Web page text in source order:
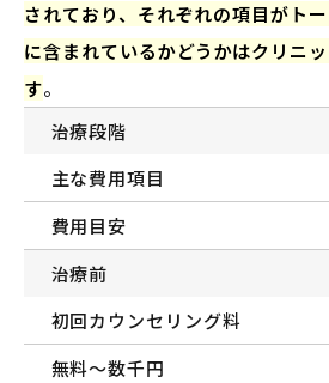
されており、それぞれの項目がトー
に含まれているかどうかはクリニ
す。
治療段階
主な費用項目
費用目安
治療前
初回カウンセリング料
無料〜数千円